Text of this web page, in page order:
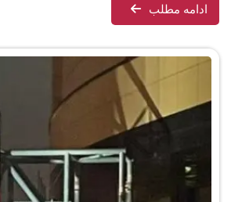
ادامه مطلب